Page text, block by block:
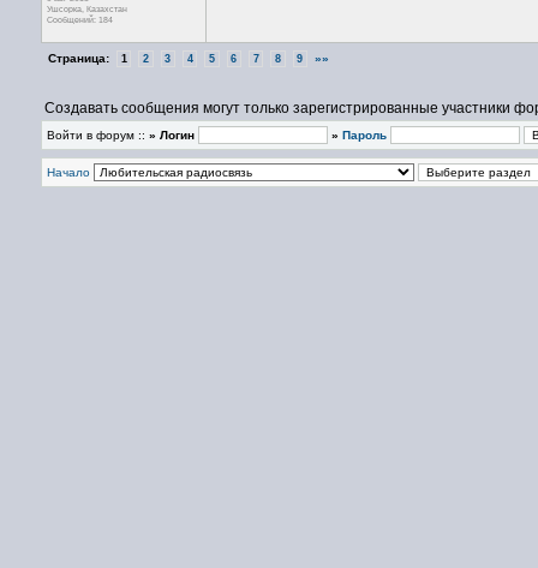
Ушсорка, Казахстан
Сообщений: 184
Страница: 1 2 3 4 5 6 7 8 9 »»
Создавать сообщения могут только зарегистрированные участники
Войти в форум :: » Логин » Пароль
Начало